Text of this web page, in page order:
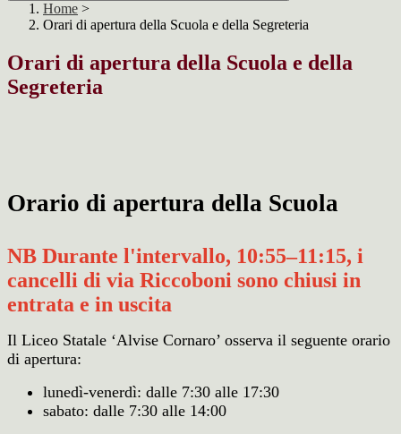
Home >
Orari di apertura della Scuola e della Segreteria
Orari di apertura della Scuola e della
Segreteria
Orario di apertura della Scuola
NB Durante l'intervallo, 10:55–11:15, i
cancelli di via Riccoboni sono chiusi in
entrata e in uscita
Il Liceo Statale ‘Alvise Cornaro’ osserva il seguente orario
di apertura:
lunedì-venerdì: dalle 7:30 alle 17:30
sabato: dalle 7:30 alle 14:00